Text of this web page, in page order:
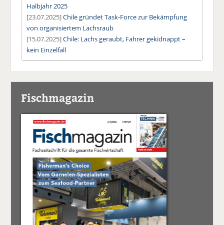
Halbjahr 2025
[23.07.2025]Chile gründet Task-Force zur Bekämpfung
von organisiertem Lachsraub
[15.07.2025]Chile: Lachs geraubt, Fahrer gekidnappt –
kein Einzelfall
Fischmagazin